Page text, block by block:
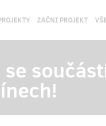
ZAČNI PROJEKT
se